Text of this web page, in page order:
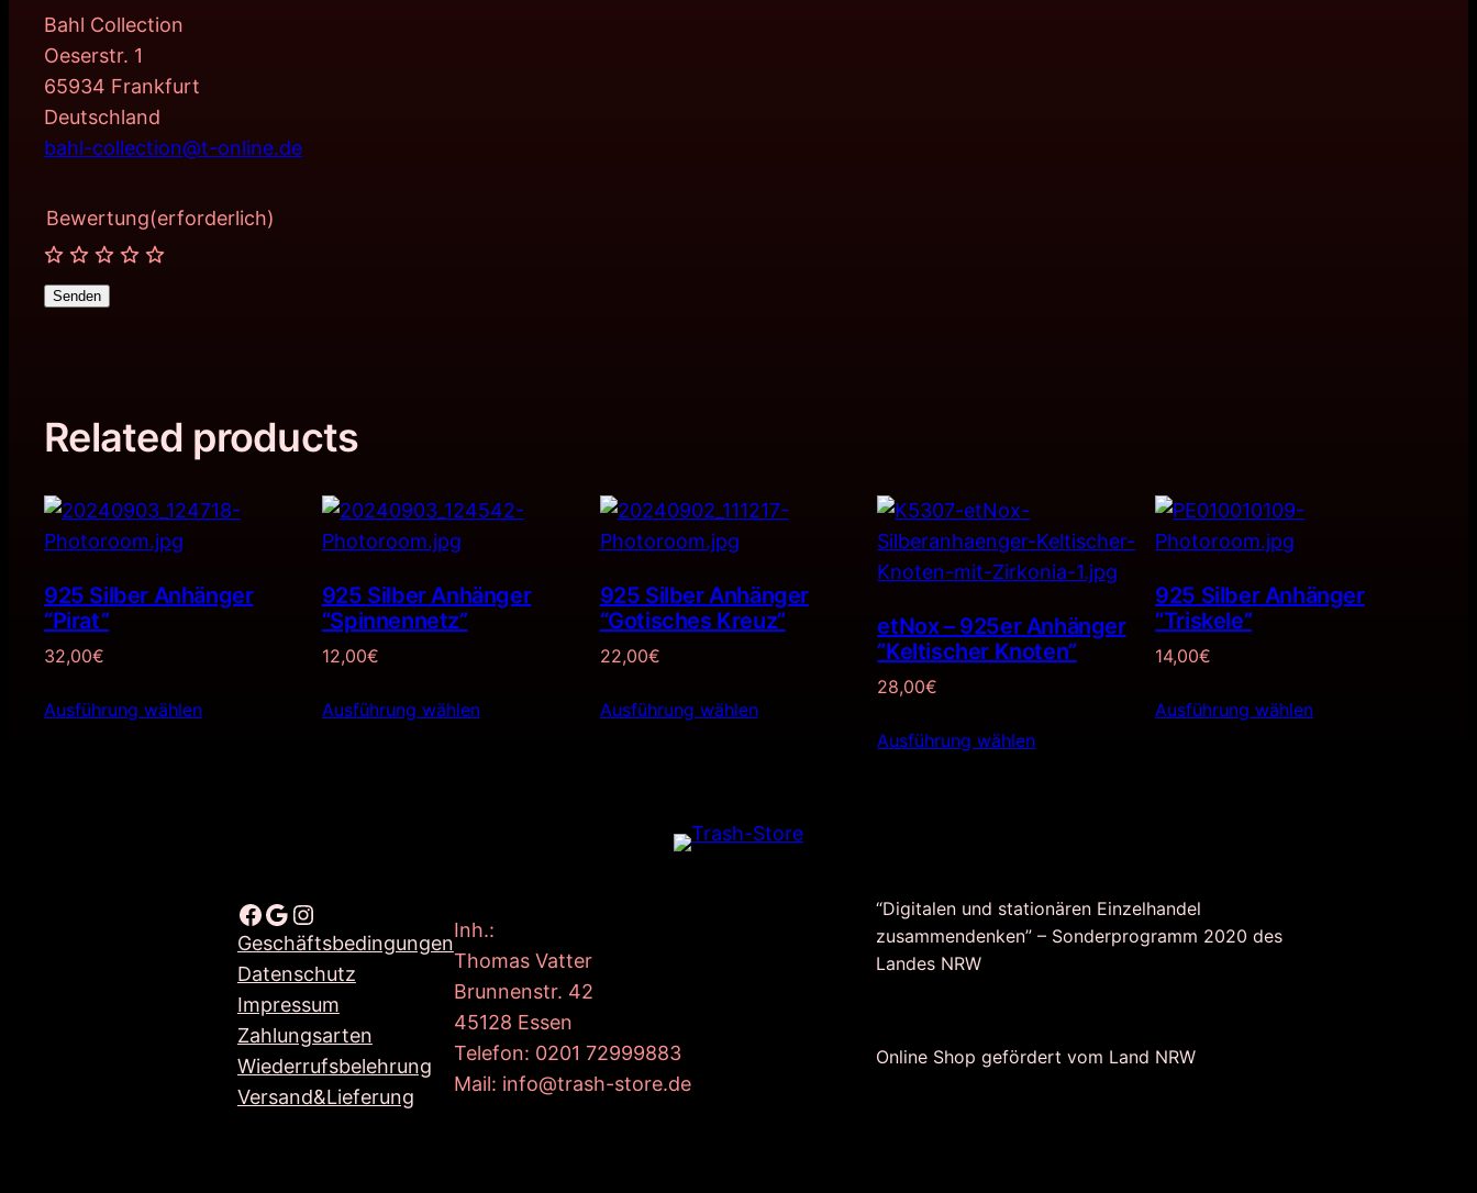
Bahl Collection
Oeserstr. 1
65934 Frankfurt
Deutschland
bahl-collection@t-online.de
Bewertung(erforderlich)
Senden
Related products
925 Silber Anhänger
“Pirat”
32,00€
Ausführung wählen
925 Silber Anhänger
“Spinnennetz”
12,00€
Ausführung wählen
925 Silber Anhänger
“Gotisches Kreuz”
22,00€
Ausführung wählen
etNox – 925er Anhänger
”Keltischer Knoten”
28,00€
Ausführung wählen
925 Silber Anhänger
“Triskele”
14,00€
Ausführung wählen
Facebook Google Instagram
Geschäftsbedingungen
Datenschutz
Impressum
Zahlungsarten
Wiederrufsbelehrung
Versand&Lieferung
Inh.:
Thomas Vatter
Brunnenstr. 42
45128 Essen
Telefon: 0201 72999883
Mail: info@trash-store.de
“Digitalen und stationären Einzelhandel
zusammendenken” – Sonderprogramm 2020 des
Landes NRW
Online Shop gefördert vom Land NRW